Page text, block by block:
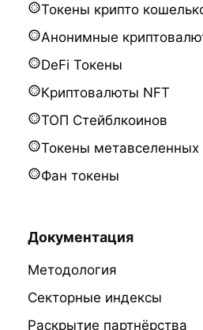
Токены крипто
Анонимные
DeFi Токены
Криптовалюты NFT
ТОП Стейблкоинов
Токены метавселенных
Фан токены
Документация
Методология
Секторные индексы
Раскрытие партнёрства